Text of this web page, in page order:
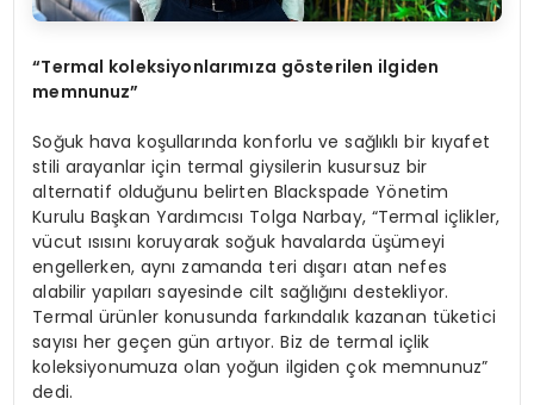
“Termal koleksiyonlarımıza gösterilen ilgiden
memnunuz”
Soğuk hava koşullarında konforlu ve sağlıklı bir kıyafet
stili arayanlar için termal giysilerin kusursuz bir
alternatif olduğunu belirten Blackspade Yönetim
Kurulu Başkan Yardımcısı Tolga Narbay, “Termal içlikler,
vücut ısısını koruyarak soğuk havalarda üşümeyi
engellerken, aynı zamanda teri dışarı atan nefes
alabilir yapıları sayesinde cilt sağlığını destekliyor.
Termal ürünler konusunda farkındalık kazanan tüketici
sayısı her geçen gün artıyor. Biz de termal içlik
koleksiyonumuza olan yoğun ilgiden çok memnunuz”
dedi.